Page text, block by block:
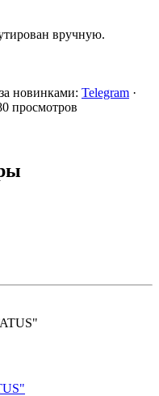
вручную.
новинками: Telegram ·
просмотров